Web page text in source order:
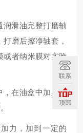
润滑油完整打磨轴
磨后擦净轴套，
或者纳米膜对实验
，在油盒中加入普
力，加到一定的
联系
顶部